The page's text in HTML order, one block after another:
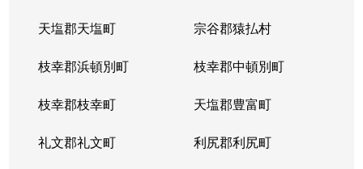
天塩郡天塩町 宗谷郡猿払村
枝幸郡浜頓別町 枝幸郡中頓別町
枝幸郡枝幸町 天塩郡豊富町
礼文郡礼文町 利尻郡利尻町